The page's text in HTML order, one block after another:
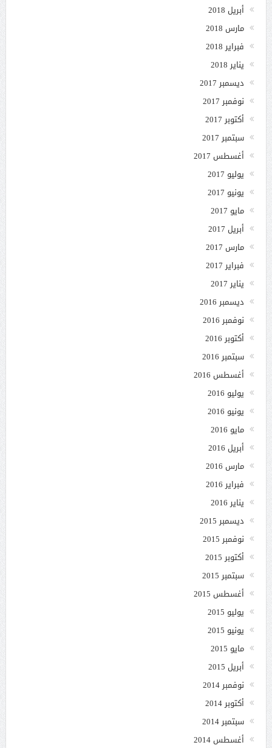
أبريل 2018
مارس 2018
فبراير 2018
يناير 2018
ديسمبر 2017
نوفمبر 2017
أكتوبر 2017
سبتمبر 2017
أغسطس 2017
يوليو 2017
يونيو 2017
مايو 2017
أبريل 2017
مارس 2017
فبراير 2017
يناير 2017
ديسمبر 2016
نوفمبر 2016
أكتوبر 2016
سبتمبر 2016
أغسطس 2016
يوليو 2016
يونيو 2016
مايو 2016
أبريل 2016
مارس 2016
فبراير 2016
يناير 2016
ديسمبر 2015
نوفمبر 2015
أكتوبر 2015
سبتمبر 2015
أغسطس 2015
يوليو 2015
يونيو 2015
مايو 2015
أبريل 2015
نوفمبر 2014
أكتوبر 2014
سبتمبر 2014
أغسطس 2014